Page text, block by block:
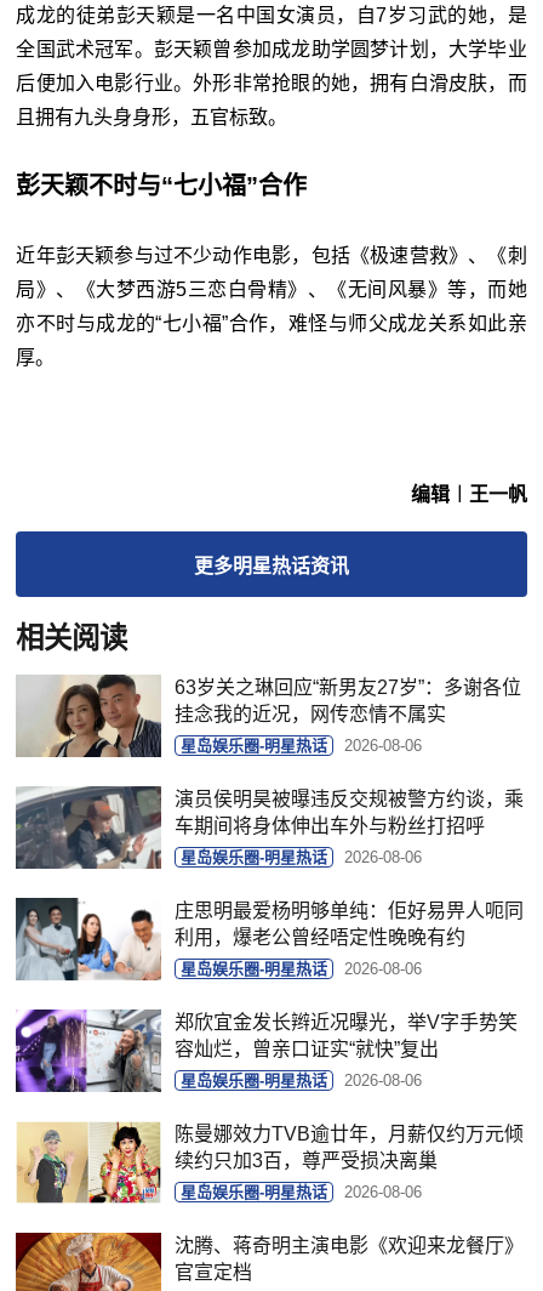
成龙的徒弟彭天颖是一名中国女演员，自7岁习武的她，是
全国武术冠军。彭天颖曾参加成龙助学圆梦计划，大学毕业
后便加入电影行业。外形非常抢眼的她，拥有白滑皮肤，而
且拥有九头身身形，五官标致。
彭天颖不时与“七小福”合作
近年彭天颖参与过不少动作电影，包括《极速营救》、《刺
局》、《大梦西游5三恋白骨精》、《无间风暴》等，而她
亦不时与成龙的“七小福”合作，难怪与师父成龙关系如此亲
厚。
编辑︱王一帆
更多明星热话资讯
相关阅读
63岁关之琳回应“新男友27岁”：多谢各位
挂念我的近况，网传恋情不属实
星岛娱乐圈-明星热话 2026-08-06
演员侯明昊被曝违反交规被警方约谈，乘
车期间将身体伸出车外与粉丝打招呼
星岛娱乐圈-明星热话 2026-08-06
庄思明最爱杨明够单纯：佢好易畀人呃同
利用，爆老公曾经唔定性晚晚有约
星岛娱乐圈-明星热话 2026-08-06
郑欣宜金发长辫近况曝光，举V字手势笑
容灿烂，曾亲口证实“就快”复出
星岛娱乐圈-明星热话 2026-08-06
陈曼娜效力TVB逾廿年，月薪仅约万元倾
续约只加3百，尊严受损决离巢
星岛娱乐圈-明星热话 2026-08-06
沈腾、蒋奇明主演电影《欢迎来龙餐厅》
官宣定档